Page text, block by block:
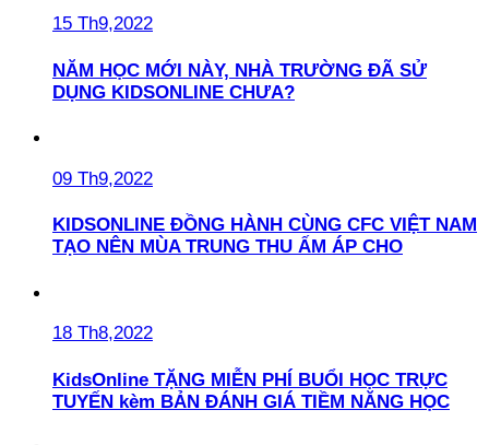
15 Th9,2022
NĂM HỌC MỚI NÀY, NHÀ TRƯỜNG ĐÃ SỬ
DỤNG KIDSONLINE CHƯA?
09 Th9,2022
KIDSONLINE ĐỒNG HÀNH CÙNG CFC VIỆT NAM
TẠO NÊN MÙA TRUNG THU ẤM ÁP CHO
18 Th8,2022
KidsOnline TẶNG MIỄN PHÍ BUỔI HỌC TRỰC
TUYẾN kèm BẢN ĐÁNH GIÁ TIỀM NĂNG HỌC